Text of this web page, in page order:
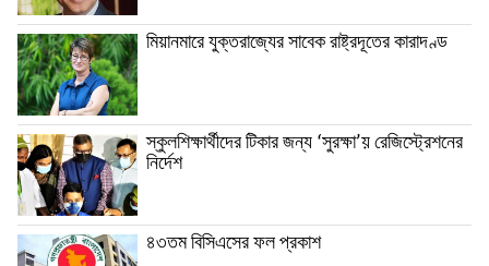
মিয়ানমারে যুক্তরাজ্যের সাবেক রাষ্ট্রদূতের কারাদণ্ড
স্কুলশিক্ষার্থীদের টিকার জন্য ‘সুরক্ষা’য় রেজিস্ট্রেশনের
নির্দেশ
৪৩তম বিসিএসের ফল প্রকাশ